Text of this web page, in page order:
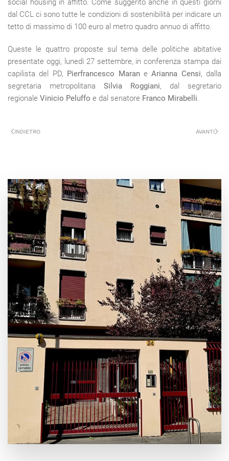
social housing in affitto. Come suggerito anche in questi giorni
dal CCL ci sono tutte le condizioni di sostenibilità per indicare un
tetto di massimo di 100 euro al metro quadro annuo di affitto.
Queste le quattro proposte sul tema delle politiche abitative
presentate oggi, lunedì 27 settembre, in conferenza stampa dai
capilista del PD, Pierfrancesco MaraneArianna Censi, dalla
segretaria metropolitana Silvia Roggiani, dal segretario
regionale Vinicio Peluffo e dal senatore Franco Mirabelli.
INDIETRO AVANTI
Leaflet|©OpenStreetMap